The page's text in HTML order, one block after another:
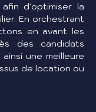
d'optimiser la
En orchestrant
en avant les
des candidats
une meilleure
de location ou